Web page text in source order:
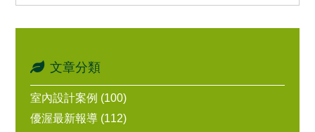
文章分類
室內設計案例 (100)
優渥最新報導 (112)